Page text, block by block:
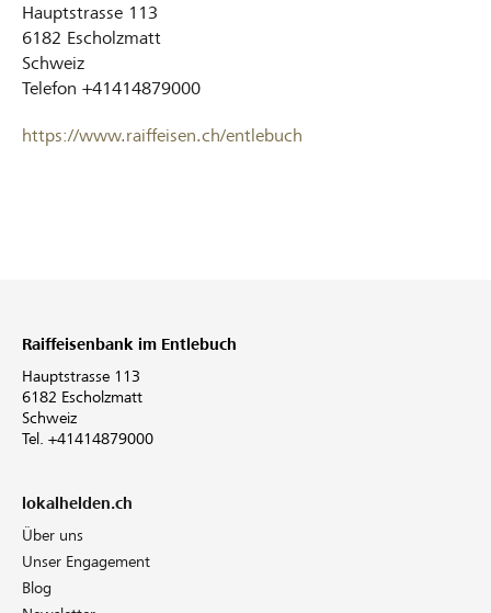
Hauptstrasse 113
6182 Escholzmatt
Schweiz
Telefon +41414879000
https://www.raiffeisen.ch/entlebuch
Raiffeisenbank im Entlebuch
Hauptstrasse 113
6182 Escholzmatt
Schweiz
Tel. +41414879000
lokalhelden.ch
Über uns
Unser Engagement
Blog